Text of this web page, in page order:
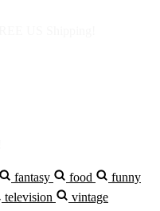
fantasy food
funny
television
vintage